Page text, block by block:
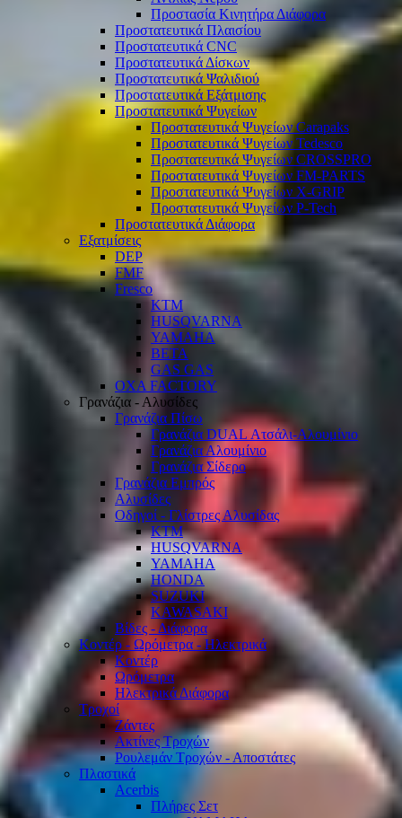
Προστασία Κινητήρα Διάφορα
Προστατευτικά Πλαισίου
Προστατευτικά CNC
Προστατευτικά Δίσκων
Προστατευτικά Ψαλιδιού
Προστατευτικά Εξάτμισης
Προστατευτικά Ψυγείων
Προστατευτικά Ψυγείων Carapaks
Προστατευτικά Ψυγείων Tedesco
Προστατευτικά Ψυγείων CROSSPRO
Προστατευτικά Ψυγείων FM-PARTS
Προστατευτικά Ψυγείων X-GRIP
Προστατευτικά Ψυγείων P-Tech
Προστατευτικά Διάφορα
Εξατμίσεις
DEP
FMF
Fresco
KTM
HUSQVARNA
YAMAHA
BETA
GAS GAS
OXA FACTORY
Γρανάζια - Αλυσίδες
Γρανάζια Πίσω
Γρανάζια DUAL Ατσάλι-Αλουμίνιο
Γρανάζια Αλουμίνιο
Γρανάζια Σίδερο
Γρανάζια Εμπρός
Αλυσίδες
Οδηγοί - Γλίστρες Αλυσίδας
KTM
HUSQVARNA
YAMAHA
HONDA
SUZUKI
KAWASAKI
Βίδες - Διάφορα
Κοντέρ - Ωρόμετρα - Ηλεκτρικά
Κοντέρ
Ωρόμετρα
Ηλεκτρικά Διάφορα
Τροχοί
Ζάντες
Ακτίνες Τροχών
Ρουλεμάν Τροχών - Αποστάτες
Πλαστικά
Acerbis
Πλήρες Σετ